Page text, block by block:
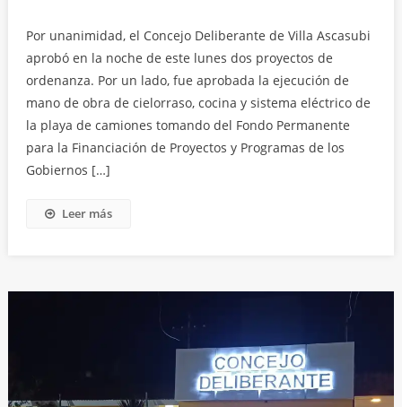
Por unanimidad, el Concejo Deliberante de Villa Ascasubi
aprobó en la noche de este lunes dos proyectos de
ordenanza. Por un lado, fue aprobada la ejecución de
mano de obra de cielorraso, cocina y sistema eléctrico de
la playa de camiones tomando del Fondo Permanente
para la Financiación de Proyectos y Programas de los
Gobiernos […]
Leer más